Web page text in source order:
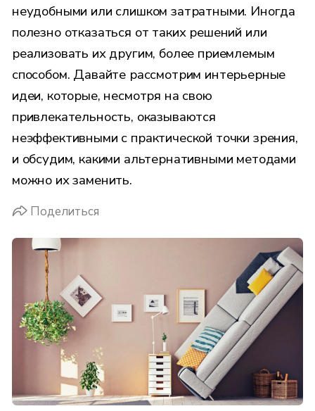
неудобными или слишком затратными. Иногда
полезно отказаться от таких решений или
реализовать их другим, более приемлемым
способом. Давайте рассмотрим интерьерные
идеи, которые, несмотря на свою
привлекательность, оказываются
неэффективными с практической точки зрения,
и обсудим, какими альтернативными методами
можно их заменить.
Поделиться